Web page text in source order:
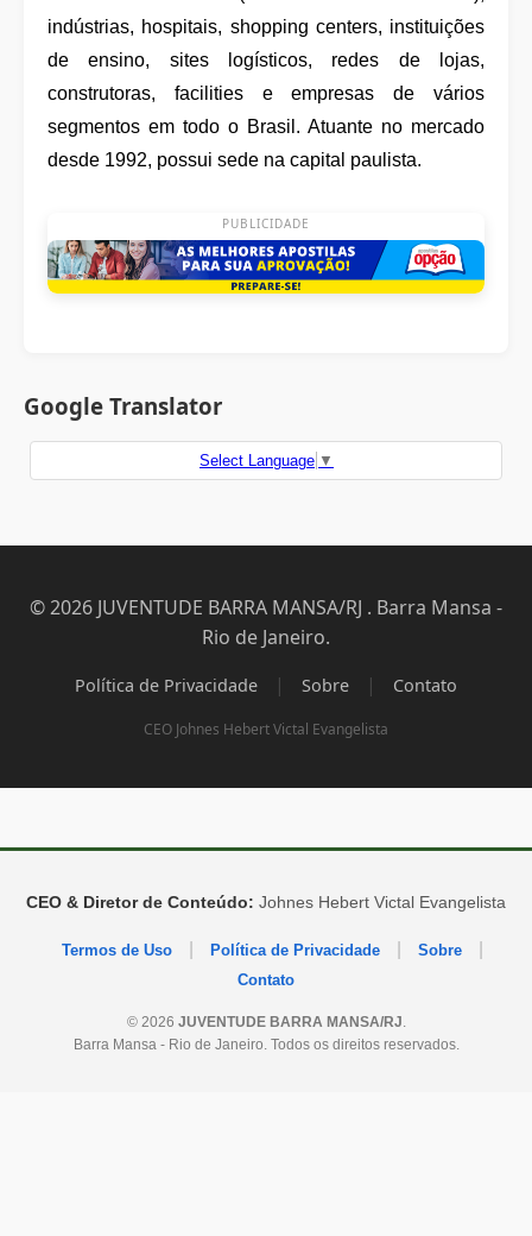
indústrias, hospitais, shopping centers, instituições
de ensino, sites logísticos, redes de lojas,
construtoras, facilities e empresas de vários
segmentos em todo o Brasil. Atuante no mercado
desde 1992, possui sede na capital paulista.
PUBLICIDADE
Google Translator
Select Language ▼
© 2026 JUVENTUDE BARRA MANSA/RJ . Barra Mansa -
Rio de Janeiro.
Política de Privacidade | Sobre | Contato
CEO Johnes Hebert Victal Evangelista
CEO & Diretor de Conteúdo: Johnes Hebert Victal Evangelista
Termos de Uso Política de Privacidade Sobre
Contato
© 2026 JUVENTUDE BARRA MANSA/RJ.
Barra Mansa - Rio de Janeiro. Todos os direitos reservados.